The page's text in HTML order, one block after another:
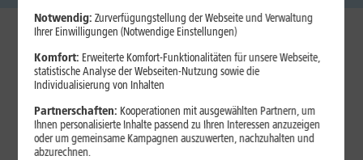
1&1 Internet
Jetzt unterbrechungsfrei ins sehr gute Netz wechseln.
Ohne doppelte Kosten.*
Notwendig: Zurverfügungstellung der Webseite und Verwaltung
Ihrer Einwilligungen (Notwendige Einstellungen)
Komfort: Erweiterte Komfort-Funktionalitäten für unsere Webseite,
statistische Analyse der Webseiten-Nutzung sowie die
Individualisierung von Inhalten
Partnerschaften: Kooperationen mit ausgewählten Partnern, um
Ihnen personalisierte Inhalte passend zu Ihren Interessen anzuzeigen
oder um gemeinsame Kampagnen auszuwerten, nachzuhalten und
abzurechnen.